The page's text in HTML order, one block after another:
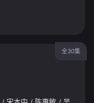
全30集